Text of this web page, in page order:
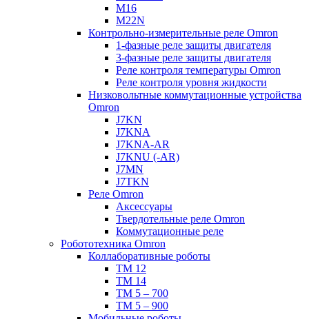
M16
M22N
Контрольно-измерительные реле Omron
1-фазные реле защиты двигателя
3-фазные реле защиты двигателя
Реле контроля температуры Omron
Реле контроля уровня жидкости
Низковольтные коммутационные устройства
Omron
J7KN
J7KNA
J7KNA-AR
J7KNU (-AR)
J7MN
J7TKN
Реле Omron
Аксессуары
Твердотельные реле Omron
Коммутационные реле
Робототехника Omron
Коллаборативные роботы
TM 12
TM 14
TM 5 – 700
TM 5 – 900